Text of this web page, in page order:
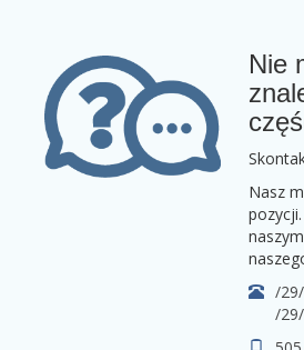
Nie
Nasz
/
/